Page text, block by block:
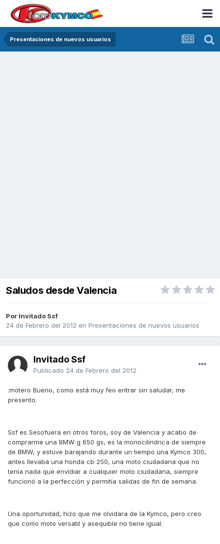
Presentaciones de nuevos usuarios
Saludos desde Valencia
Por Invitado Ssf
24 de Febrero del 2012 en Presentaciones de nuevos usuarios
Invitado Ssf
Publicado 24 de Febrero del 2012
:motero Bueno, como está muy feo entrar sin saludar, me
presento.
Ssf es Sesofuera en otros foros, soy de Valencia y acabo de
comprarme una BMW g 650 gs, es la monocilíndrica de siempre
de BMW, y estuve barajando durante un tiempo una Kymco 300,
antes llevaba una honda cb 250, una moto ciudadana que no
tenía nada que envidiar a cualquier moto ciudadana, siempre
funcionó a la perfección y permitía salidas de fin de semana.
Una oportunidad, hizo que me olvidara de la Kymco, pero creo
que como moto versatil y asequible no tiene igual.